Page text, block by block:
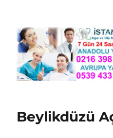
Nöbetçi Dişçi
Beylikdüzü